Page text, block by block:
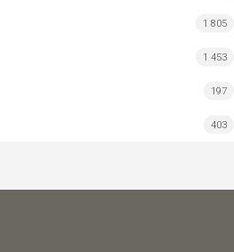
1 805
1 453
197
403